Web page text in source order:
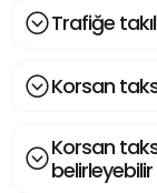
Trafiğe
Korsan
Korsan